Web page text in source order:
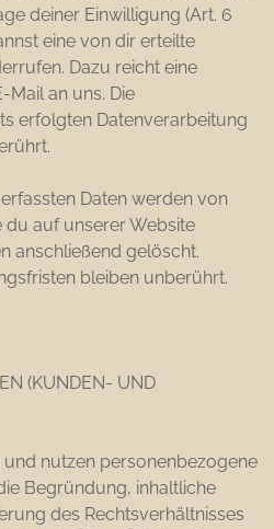
deiner Einwilligung (Art. 6
eine von dir erteilte
Dazu reicht eine
an uns. Die
erfolgten Datenverarbeitung
Daten werden von
auf unserer Website
anschließend gelöscht.
bleiben unberührt.
(KUNDEN- UND
nutzen personenbezogene
Begründung, inhaltliche
des Rechtsverhältnisses